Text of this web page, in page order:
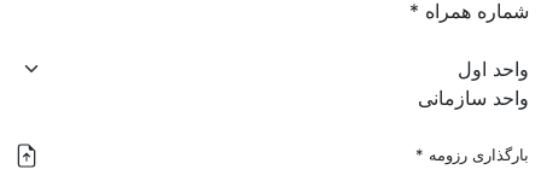
شماره همراه *
واحد سازمانی
بارگذاری رزومه *